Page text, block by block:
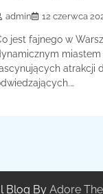
admin 12 czerwca
jest fajnego w
miastem
atrakcji
Blog By Adore